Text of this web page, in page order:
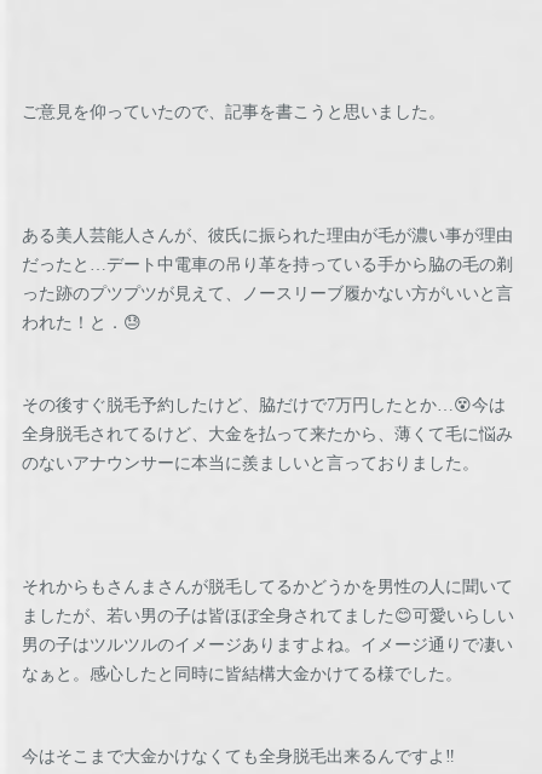
ご意見を仰っていたので、記事を書こうと思いました。
ある美人芸能人さんが、彼氏に振られた理由が毛が濃い事が理由
だったと…デート中電車の吊り革を持っている手から脇の毛の剃
った跡のプツプツが見えて、ノースリーブ履かない方がいいと言
われた！と．😓
その後すぐ脱毛予約したけど、脇だけで7万円したとか…😵今は
全身脱毛されてるけど、大金を払って来たから、薄くて毛に悩み
のないアナウンサーに本当に羨ましいと言っておりました。
それからもさんまさんが脱毛してるかどうかを男性の人に聞いて
ましたが、若い男の子は皆ほぼ全身されてました😊可愛いらしい
男の子はツルツルのイメージありますよね。イメージ通りで凄い
なぁと。感心したと同時に皆結構大金かけてる様でした。
今はそこまで大金かけなくても全身脱毛出来るんですよ‼️